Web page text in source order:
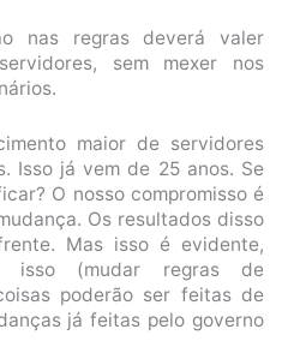
nas regras deverá valer
sem mexer nos
maior de servidores
Isso já vem de 25 anos. Se
O nosso compromisso é
Os resultados disso
Mas isso é evidente,
isso (mudar regras de
poderão ser feitas de
já feitas pelo governo